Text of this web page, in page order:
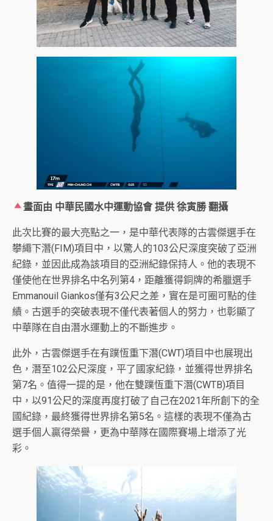
畫面由 中華民國水中運動協會 提供 徐寅勝 翻攝
此次比賽的最大亮點之一，是中華代表隊的古雲傑選手在
攀繩下潛(FIM)項目中，以驚人的103公尺深度突破了亞洲
紀錄，並因此成為該項目的亞洲紀錄保持人。他的表現不
僅使他在世界排名中名列第4，距離獲得銅牌的希臘選手
Emmanouil Giankos僅有3公尺之差，實在是可圈可點的佳
績。古選手的突破表現不僅代表著個人的努力，也彰顯了
中華隊在自由潛水運動上的不斷進步。
此外，古雲傑選手在有蹼恆重下潛(CWT)項目中也展現出
色，潛至102公尺深度，平了國家紀錄，並獲得世界排名
第7名。值得一提的是，他在雙蹼恆重下潛(CWTB)項目
中，以91公尺的深度再度打破了自己在2021年所創下的全
國紀錄，最終獲得世界排名第5名。這樣的表現不僅為古
選手個人贏得榮譽，更為中華隊在國際賽場上增添了光
彩。